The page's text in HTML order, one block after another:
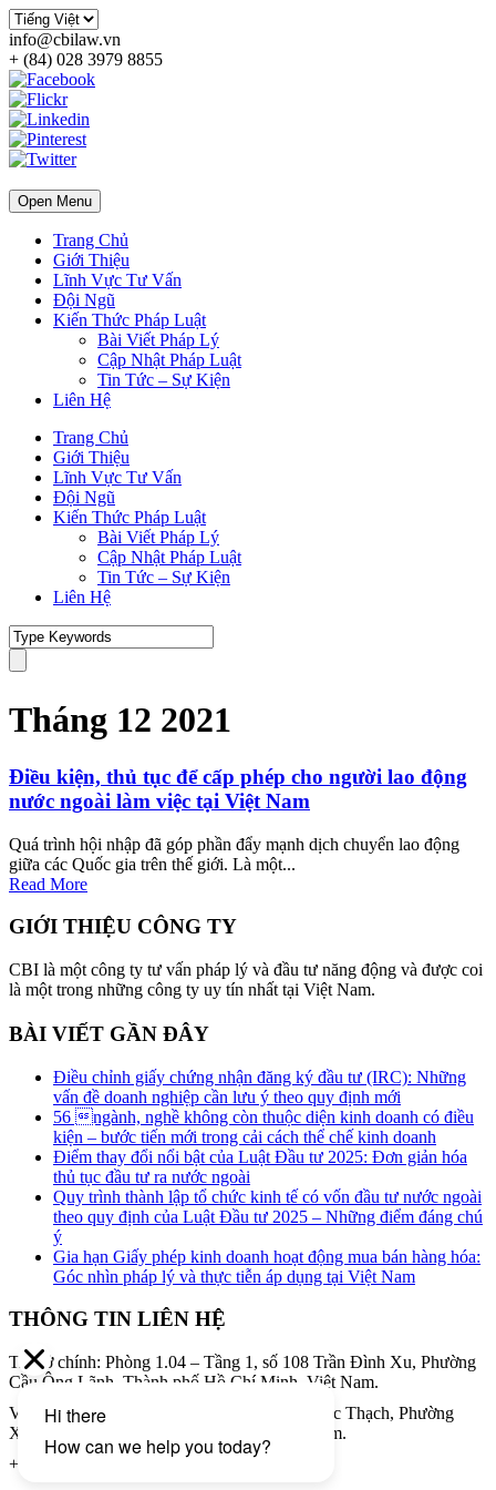
info@cbilaw.vn
+ (84) 028 3979 8855
Open Menu
Trang Chủ
Giới Thiệu
Lĩnh Vực Tư Vấn
Đội Ngũ
Kiến Thức Pháp Luật
Bài Viết Pháp Lý
Cập Nhật Pháp Luật
Tin Tức – Sự Kiện
Liên Hệ
Trang Chủ
Giới Thiệu
Lĩnh Vực Tư Vấn
Đội Ngũ
Kiến Thức Pháp Luật
Bài Viết Pháp Lý
Cập Nhật Pháp Luật
Tin Tức – Sự Kiện
Liên Hệ
Tháng 12 2021
Điều kiện, thủ tục để cấp phép cho người lao động
nước ngoài làm việc tại Việt Nam
Quá trình hội nhập đã góp phần đẩy mạnh dịch chuyển lao động
giữa các Quốc gia trên thế giới. Là một...
Read More
GIỚI THIỆU CÔNG TY
CBI là một công ty tư vấn pháp lý và đầu tư năng động và được coi
là một trong những công ty uy tín nhất tại Việt Nam.
BÀI VIẾT GẦN ĐÂY
Điều chỉnh giấy chứng nhận đăng ký đầu tư (IRC): Những
vấn đề doanh nghiệp cần lưu ý theo quy định mới
56 ngành, nghề không còn thuộc diện kinh doanh có điều
kiện – bước tiến mới trong cải cách thể chế kinh doanh
Điểm thay đổi nổi bật của Luật Đầu tư 2025: Đơn giản hóa
thủ tục đầu tư ra nước ngoài
Quy trình thành lập tổ chức kinh tế có vốn đầu tư nước ngoài
theo quy định của Luật Đầu tư 2025 – Những điểm đáng chú
ý
Gia hạn Giấy phép kinh doanh hoạt động mua bán hàng hóa:
Góc nhìn pháp lý và thực tiễn áp dụng tại Việt Nam
THÔNG TIN LIÊN HỆ
Trụ sở chính: Phòng 1.04 – Tầng 1, số 108 Trần Đình Xu, Phường
Cầu Ông Lãnh, Thành phố Hồ Chí Minh, Việt Nam.
Văn phòng giao dịch: Tầng 8, 34A Phạm Ngọc Thạch, Phường
Xuân Hòa, Thành phố Hồ Chí Minh, Việt Nam.
+ (84) 28 3979 8855